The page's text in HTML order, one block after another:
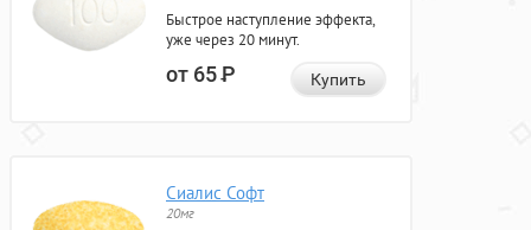
Быстрое наступление эффекта,
уже через 20 минут.
от 65Р Купить
Сиалис Софт
20мг